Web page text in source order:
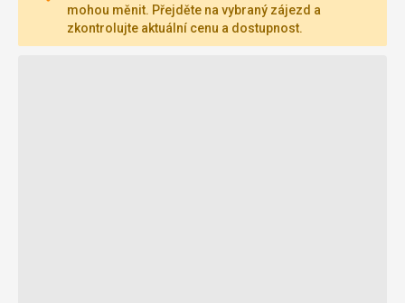
mohou měnit. Přejděte na vybraný zájezd a
zkontrolujte aktuální cenu a dostupnost.